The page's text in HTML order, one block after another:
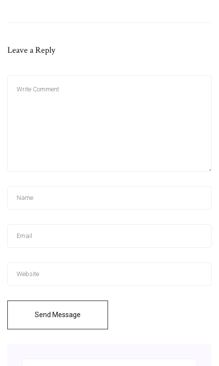
Leave a Reply
Send Message